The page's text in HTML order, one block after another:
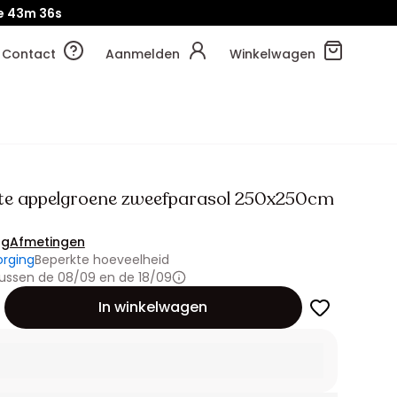
43m 36s
Contact Aanmelden Winkelwagen
appelgroene zweefparasol 250x250cm
Afmetingen
Beperkte hoeveelheid
de 08/09 en de 18/09
In winkelwagen